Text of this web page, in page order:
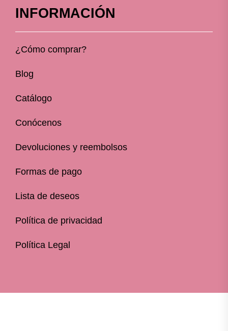
INFORMACIÓN
¿Cómo comprar?
Blog
Catálogo
Conócenos
Devoluciones y reembolsos
Formas de pago
Lista de deseos
Política de privacidad
Política Legal